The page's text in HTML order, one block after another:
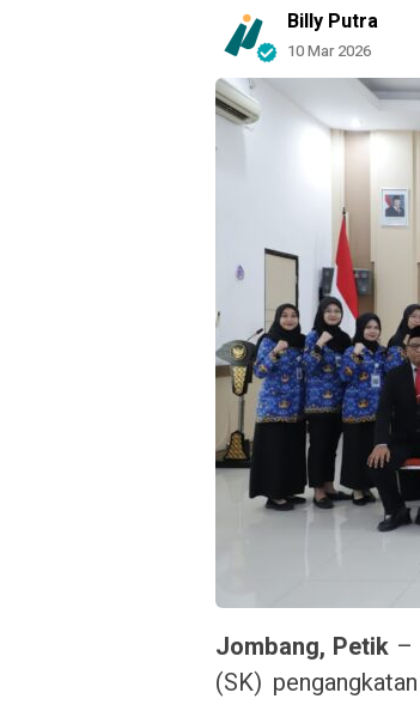
Billy Putra
10 Mar 2026
Jombang, Petik –
(SK)